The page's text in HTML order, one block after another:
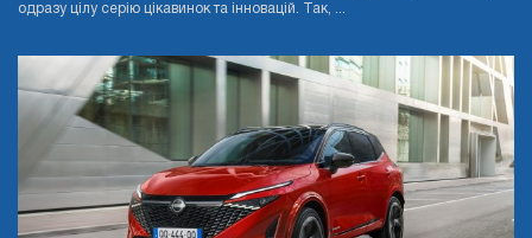
одразу цілу серію цікавинок та інновацій. Так, ...